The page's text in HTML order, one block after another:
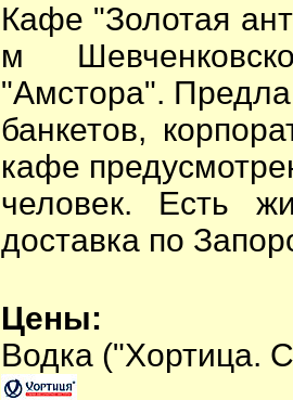
Кафе "Золотая
м
"Амстора".
банкетов,
кафе
человек. Есть
доставка по
Цены:
Водка ("Хортица.